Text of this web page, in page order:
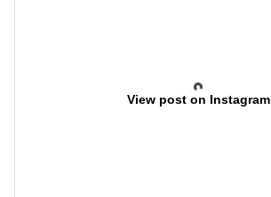
View post on Instagram